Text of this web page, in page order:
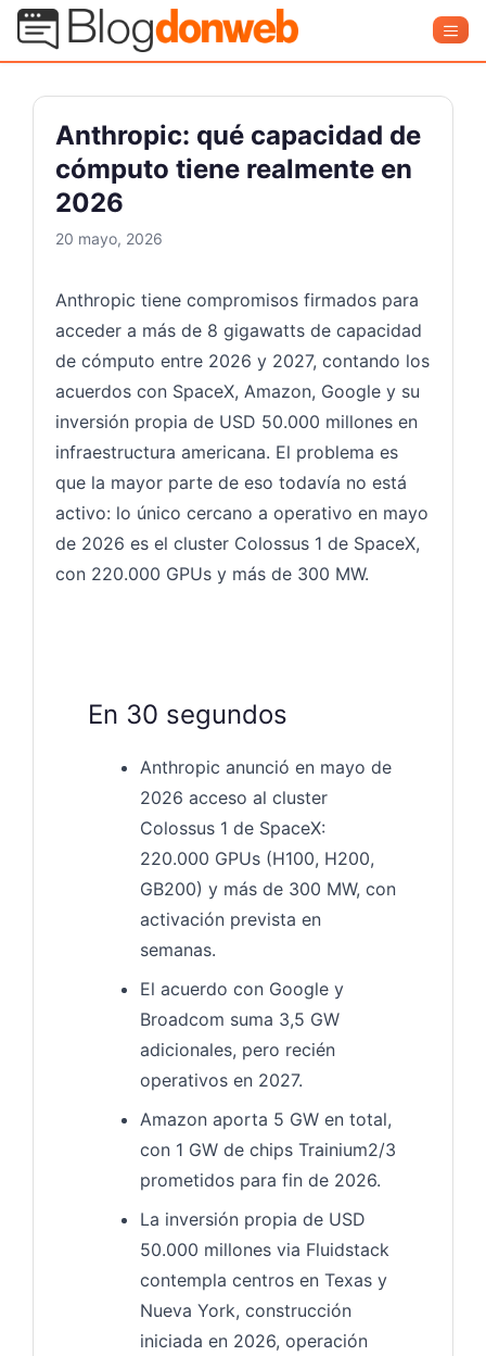
Saltar
contenido
Blog Donweb
Anthropic: qué capacidad de
cómputo tiene realmente en
2026
20 mayo, 2026
Anthropic tiene compromisos firmados para
acceder a más de 8 gigawatts de capacidad
de cómputo entre 2026 y 2027, contando los
acuerdos con SpaceX, Amazon, Google y su
inversión propia de USD 50.000 millones en
infraestructura americana. El problema es
que la mayor parte de eso todavía no está
activo: lo único cercano a operativo en mayo
de 2026 es el cluster Colossus 1 de SpaceX,
con 220.000 GPUs y más de 300 MW.
En 30 segundos
Anthropic anunció en mayo de
2026 acceso al cluster
Colossus 1 de SpaceX:
220.000 GPUs (H100, H200,
GB200) y más de 300 MW, con
activación prevista en
semanas.
El acuerdo con Google y
Broadcom suma 3,5 GW
adicionales, pero recién
operativos en 2027.
Amazon aporta 5 GW en total,
con 1 GW de chips Trainium2/3
prometidos para fin de 2026.
La inversión propia de USD
50.000 millones via Fluidstack
contempla centros en Texas y
Nueva York, construcción
iniciada en 2026, operación